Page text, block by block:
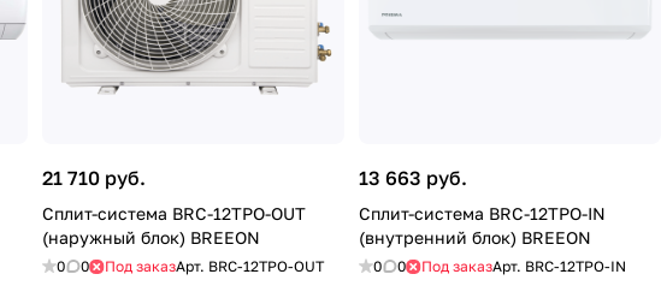
21 710 руб.
Сплит-система BRC-12TPO-OUT
(наружный блок) BREEON
0 0 Под заказАрт. BRC-12TPO-OUT
13 663 руб.
Сплит-система BRC-12TPO-IN
(внутренний блок) BREEON
0 0 Под заказАрт. BRC-12TPO-IN